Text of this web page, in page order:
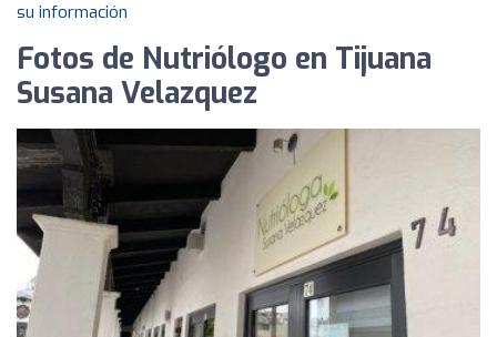
su información
Fotos de Nutriólogo en Tijuana
Susana Velazquez